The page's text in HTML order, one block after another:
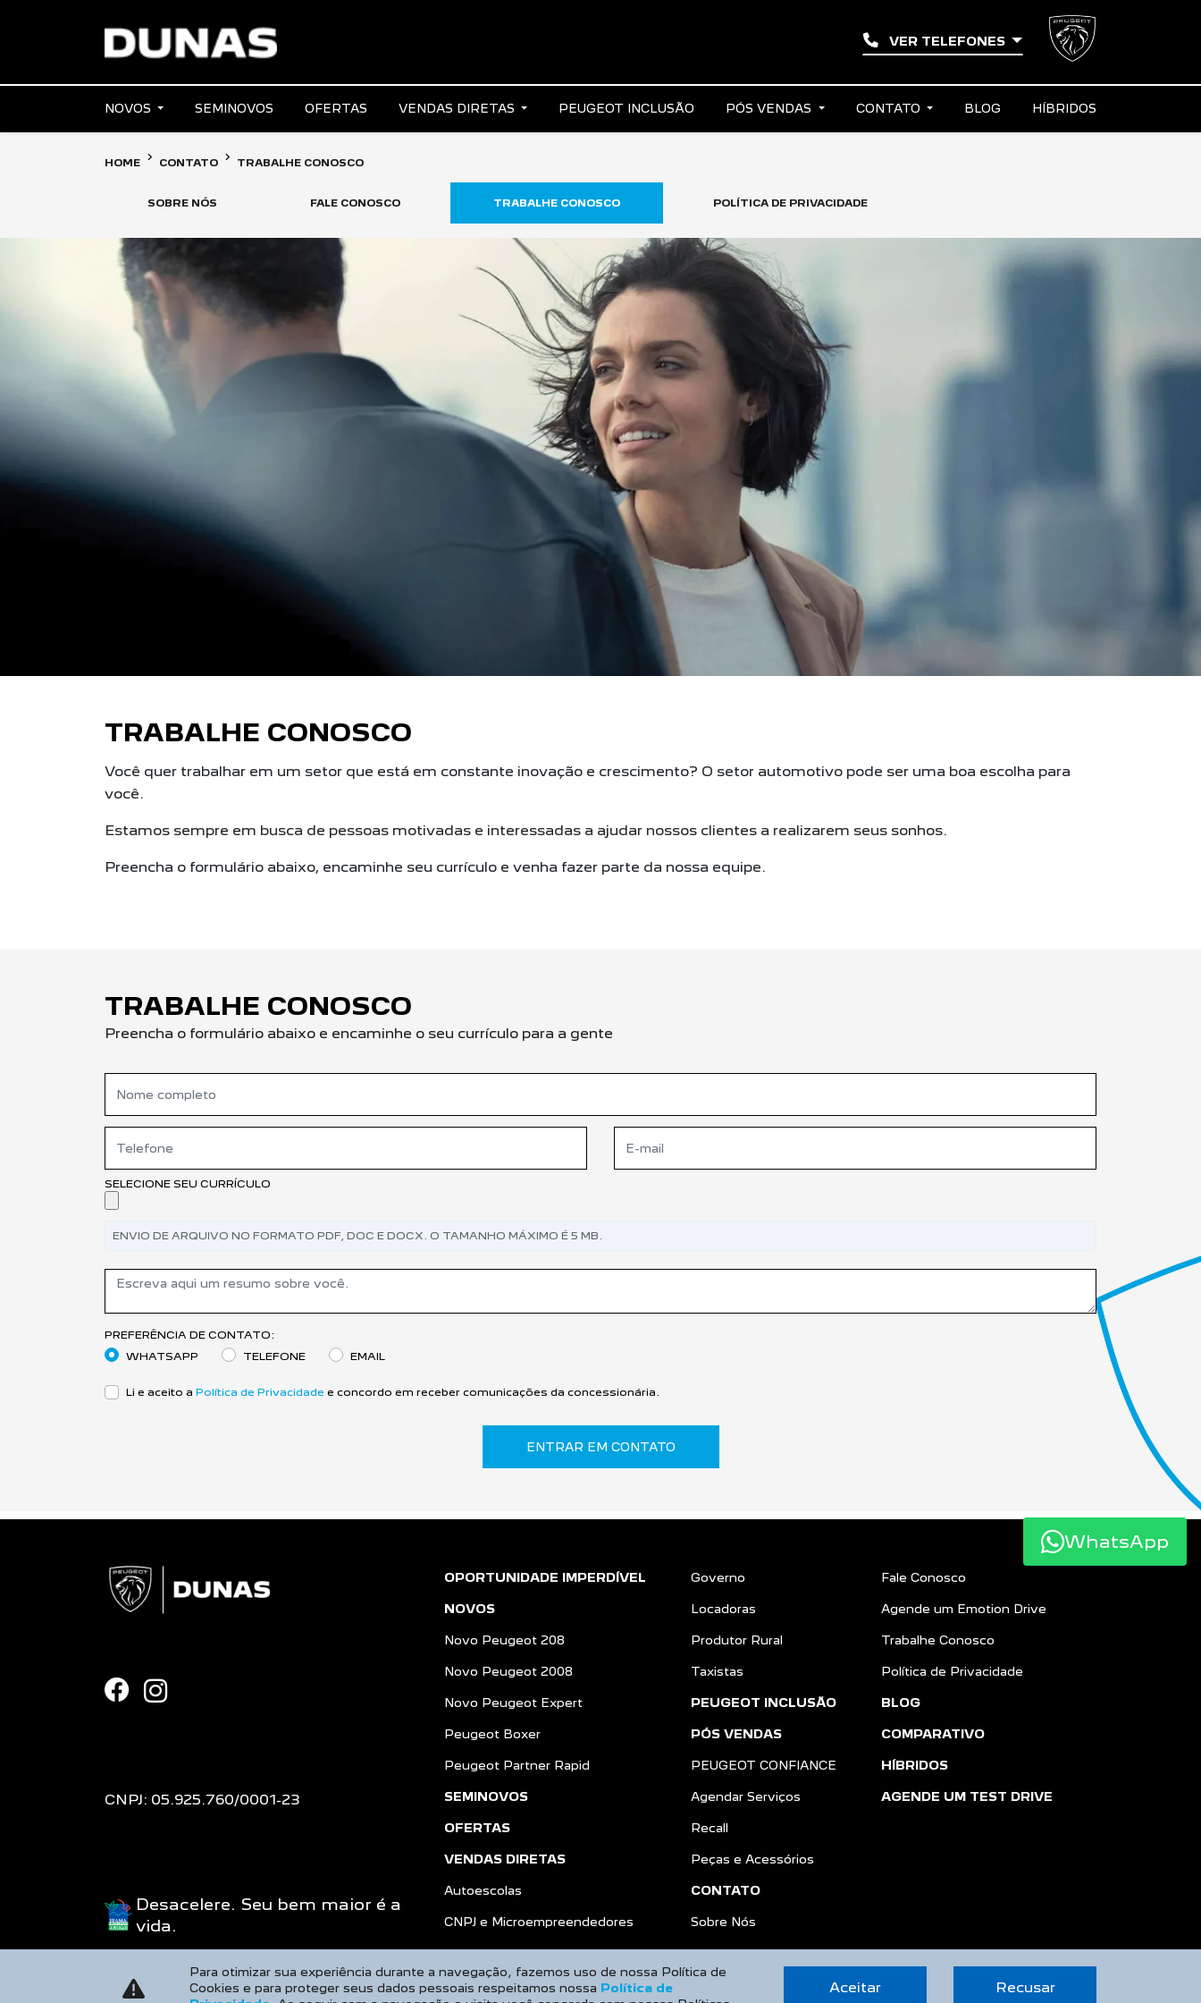
VER TELEFONES
NOVOS SEMINOVOS OFERTAS VENDAS DIRETAS PEUGEOT INCLUSÃO PÓS VENDAS CONTATO BLOG HÍBRIDOS
HOME CONTATO TRABALHE CONOSCO
SOBRE NÓS FALE CONOSCO TRABALHE CONOSCO POLÍTICA DE PRIVACIDADE
TRABALHE CONOSCO
Você quer trabalhar em um setor que está em constante inovação e crescimento? O setor automotivo pode ser uma boa escolha para
você.
Estamos sempre em busca de pessoas motivadas e interessadas a ajudar nossos clientes a realizarem seus sonhos.
Preencha o formulário abaixo, encaminhe seu currículo e venha fazer parte da nossa equipe.
TRABALHE CONOSCO
Preencha o formulário abaixo e encaminhe o seu currículo para a gente
SELECIONE SEU CURRÍCULO
ENVIO DE ARQUIVO NO FORMATO PDF, DOC E DOCX. O TAMANHO MÁXIMO É 5 MB.
PREFERÊNCIA DE CONTATO:
WHATSAPP
TELEFONE EMAIL
Li e aceito a Política de Privacidade e concordo em receber comunicações da concessionária.
ENTRAR EM CONTATO
CNPJ: 05.925.760/0001-23
Desacelere. Seu bem maior é a
vida.
OPORTUNIDADE IMPERDÍVEL
NOVOS
Novo Peugeot 208
Novo Peugeot 2008
Novo Peugeot Expert
Peugeot Boxer
Peugeot Partner Rapid
SEMINOVOS
OFERTAS
VENDAS DIRETAS
Autoescolas
CNPJ e Microempreendedores
Governo
Locadoras
Produtor Rural
Taxistas
PEUGEOT INCLUSÃO
PÓS VENDAS
PEUGEOT CONFIANCE
Agendar Serviços
Recall
Peças e Acessórios
CONTATO
Sobre Nós
Fale Conosco
Agende um Emotion Drive
Trabalhe Conosco
Política de Privacidade
BLOG
COMPARATIVO
HÍBRIDOS
AGENDE UM TEST DRIVE
WhatsApp
Para otimizar sua experiência durante a navegação, fazemos uso de nossa Política de
Cookies e para proteger seus dados pessoais respeitamos nossa Política de
Aceitar Recusar